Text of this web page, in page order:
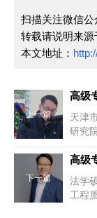
扫描关注微信
转载请说明来
本文地址：
上一篇
高级
天津
研究
下一篇
高级
法学
工程